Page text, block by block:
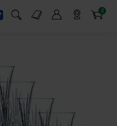
Suchfeld einblenden
Markt-Angebote 0
Artikel